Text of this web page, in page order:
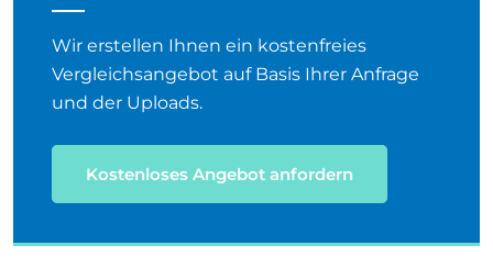
Wir erstellen Ihnen ein kostenfreies
Vergleichsangebot auf Basis Ihrer Anfrage
und der Uploads.
Kostenloses Angebot anfordern